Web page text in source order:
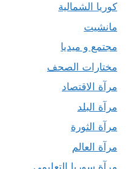
كوريا الشمالية
مانشيت
مجتمع و ميديا
مختارات الصحف
مرآة الاقتصاد
مرآة البلد
مرآة الثورة
مرآة العالم
مرآة سوريا التعليمي